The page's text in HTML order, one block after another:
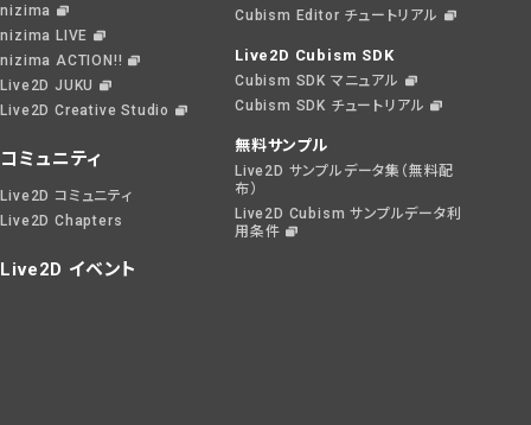
nizima
nizima LIVE
nizima ACTION!!
Live2D JUKU
Live2D Creative Studio
コミュニティ
Live2D コミュニティ
Live2D Chapters
Live2D イベント
Cubism Editor チュートリアル
Live2D Cubism SDK
Cubism SDK マニュアル
Cubism SDK チュートリアル
無料サンプル
Live2D サンプルデータ集（無料配
布）
Live2D Cubism サンプルデータ利
用条件